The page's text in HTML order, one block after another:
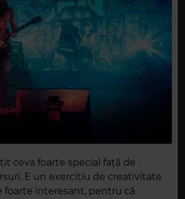
ceva foarte special față de
E un exercițiu de creativitate
foarte interesant, pentru că